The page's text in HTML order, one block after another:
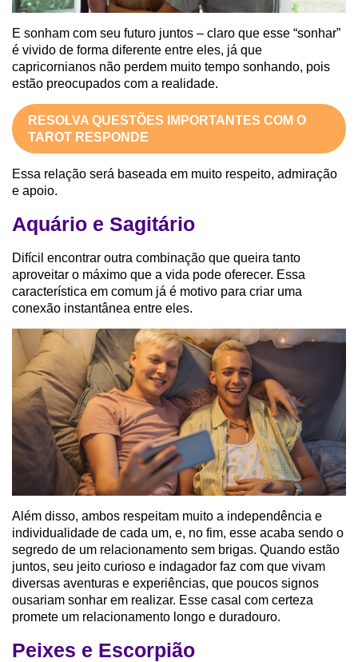
E sonham com seu futuro juntos – claro que esse “sonhar”
é vivido de forma diferente entre eles, já que
capricornianos não perdem muito tempo sonhando, pois
estão preocupados com a realidade.
RESOLVA QUESTÕES IMPORTANTES COM O
TAROT RESPONDE
Essa relação será baseada em muito respeito, admiração
e apoio.
Aquário e Sagitário
Difícil encontrar outra combinação que queira tanto
aproveitar o máximo que a vida pode oferecer. Essa
característica em comum já é motivo para criar uma
conexão instantânea entre eles.
Além disso, ambos respeitam muito a independência e
individualidade de cada um, e, no fim, esse acaba sendo o
segredo de um relacionamento sem brigas. Quando estão
juntos, seu jeito curioso e indagador faz com que vivam
diversas aventuras e experiências, que poucos signos
ousariam sonhar em realizar. Esse casal com certeza
promete um relacionamento longo e duradouro.
Peixes e Escorpião